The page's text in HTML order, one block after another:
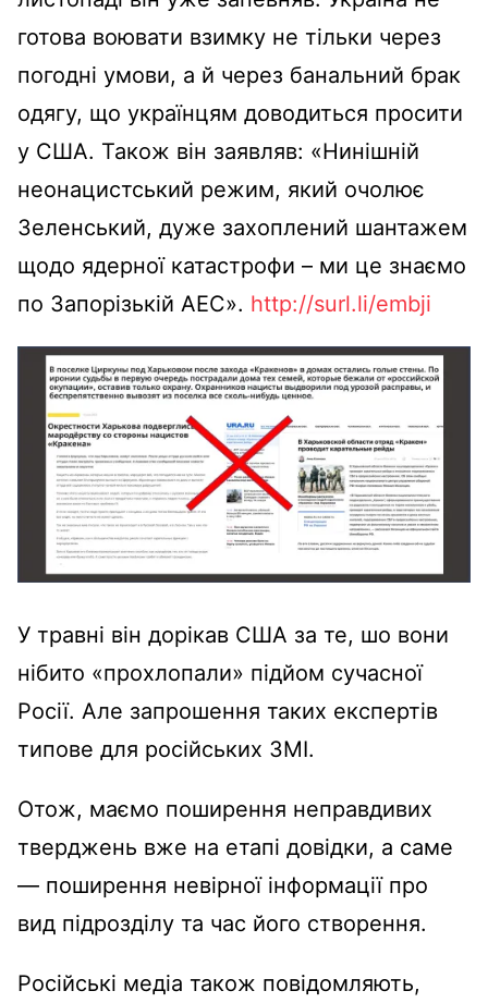
готова воювати взимку не тільки через
погодні умови, а й через банальний брак
одягу, що українцям доводиться просити
у США. Також він заявляв: «Нинішній
неонацистський режим, який очолює
Зеленський, дуже захоплений шантажем
щодо ядерної катастрофи – ми це знаємо
по Запорізькій АЕС». http://surl.li/embji
У травні він дорікав США за те, шо вони
нібито «прохлопали» підйом сучасної
Росії. Але запрошення таких експертів
типове для російських ЗМІ.
Отож, маємо поширення неправдивих
тверджень вже на етапі довідки, а саме
— поширення невірної інформації про
вид підрозділу та час його створення.
Російські медіа також повідомляють,